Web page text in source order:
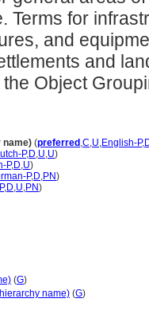
Terms for
and
and
Object
name) (preferred ,C,U,English-P,
P,D,U,U)
P,D,U)
P,D,PN)
,D,U,PN)
(G)
name) (G)